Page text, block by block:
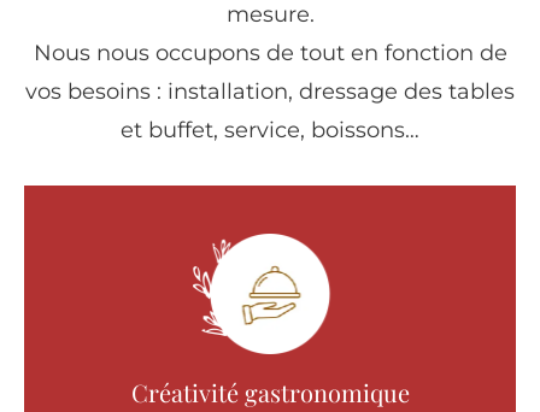
mesure.
Nous nous occupons de tout en fonction de
vos besoins : installation, dressage des tables
et buffet, service, boissons…
Créativité gastronomique